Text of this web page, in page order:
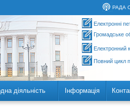
РАДА
Електронні
Громадське
Електронний
Повний цикл
діяльність Інформація